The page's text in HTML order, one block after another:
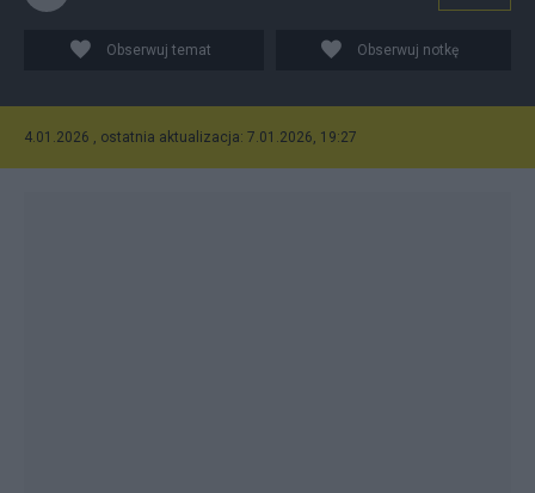
Obserwuj temat Obserwuj notkę
4.01.2026 , ostatnia aktualizacja: 7.01.2026, 19:27